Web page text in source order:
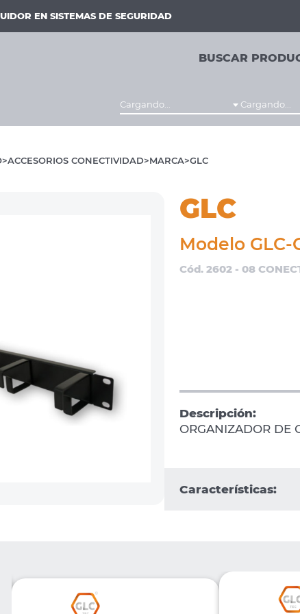
EN SISTEMAS DE SEGURIDAD
BUSCAR
Cargando... Cargando...
ACCESORIOS CONECTIVIDAD MARCA GLC
GLC
Modelo GLC-
Cód. 2602 - 08
Descripción:
ORGANIZADOR DE
Características: